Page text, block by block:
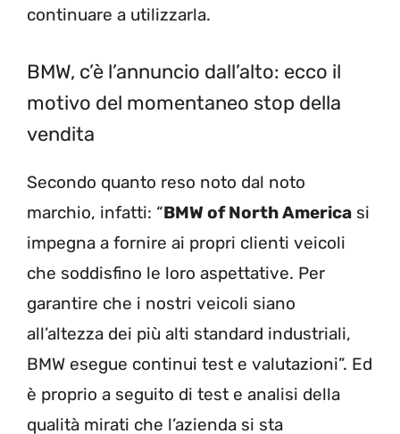
continuare a utilizzarla.
BMW, c’è l’annuncio dall’alto: ecco il
motivo del momentaneo stop della
vendita
Secondo quanto reso noto dal noto
marchio, infatti: “BMW of North America si
impegna a fornire ai propri clienti veicoli
che soddisfino le loro aspettative. Per
garantire che i nostri veicoli siano
all’altezza dei più alti standard industriali,
BMW esegue continui test e valutazioni”. Ed
è proprio a seguito di test e analisi della
qualità mirati che l’azienda si sta